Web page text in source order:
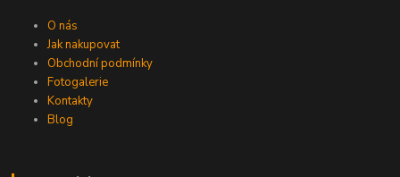
O nás
Jak nakupovat
Obchodní podmínky
Fotogalerie
Kontakty
Blog